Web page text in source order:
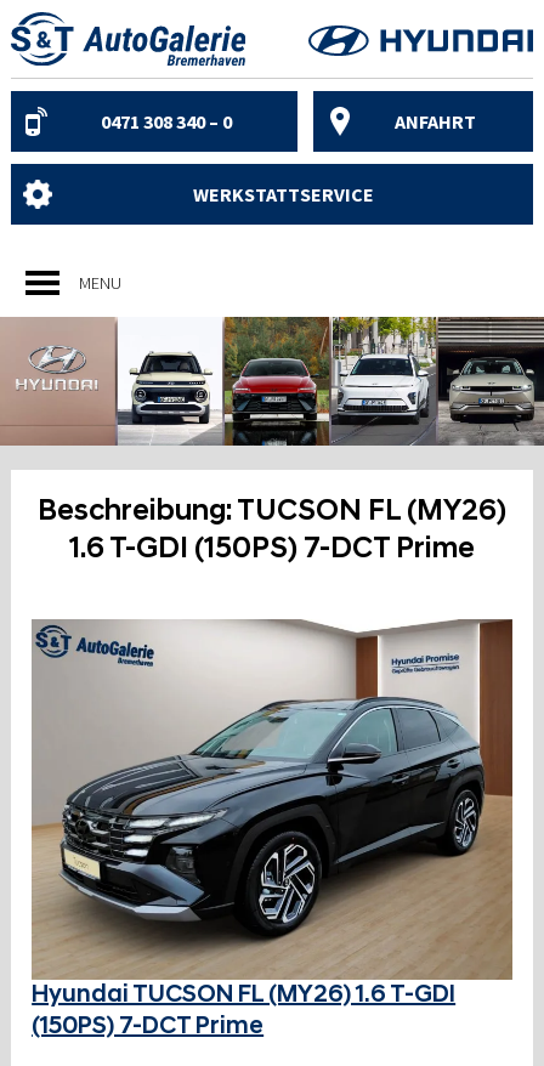
Skip
to
content
0471 308 340 – 0 ANFAHRT
WERKSTATTSERVICE
MENU
Beschreibung: TUCSON FL (MY26)
1.6 T-GDI (150PS) 7-DCT Prime
Hyundai TUCSON FL (MY26) 1.6 T-GDI
(150PS) 7-DCT Prime